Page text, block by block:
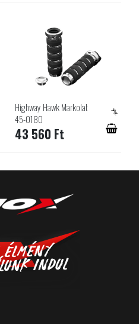
Highway Hawk Markolat
45-0180
43 560 Ft